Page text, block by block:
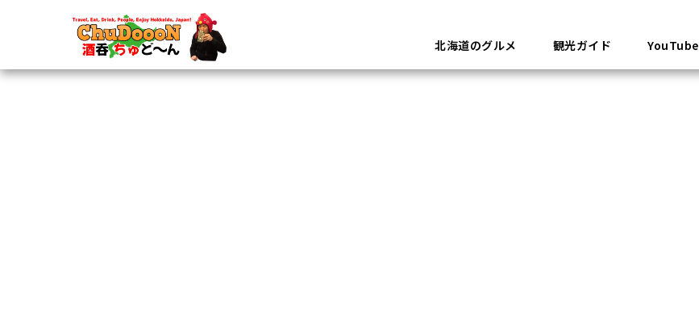
北海道のグルメ 観光ガイド YouTube